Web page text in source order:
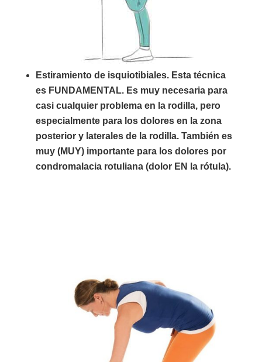
Estiramiento de isquiotibiales. Esta técnica
es FUNDAMENTAL. Es muy necesaria para
casi cualquier problema en la rodilla, pero
especialmente para los dolores en la zona
posterior y laterales de la rodilla. También es
muy (MUY) importante para los dolores por
condromalacia rotuliana (dolor EN la rótula).